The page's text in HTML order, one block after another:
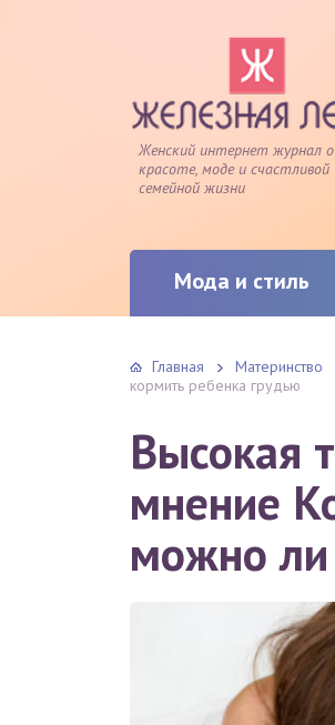
Женский интернет журнал о
красоте, моде и счастливой
семейной жизни
Мода и стиль
Главная Материнство
кормить ребенка грудью
Высокая
мнение
можно ли